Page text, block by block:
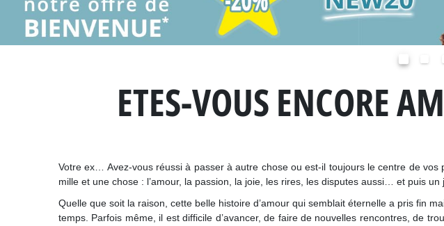
ETES-VOUS ENCORE
Votre ex… Avez-vous réussi à passer à autre chose ou est-il toujours le centre de
mille et une chose : l’amour, la passion, la joie, les rires, les disputes aussi… et puis un
Quelle que soit la raison, cette belle histoire d’amour qui semblait éternelle a pris fin
temps. Parfois même, il est difficile d’avancer, de faire de nouvelles rencontres, de